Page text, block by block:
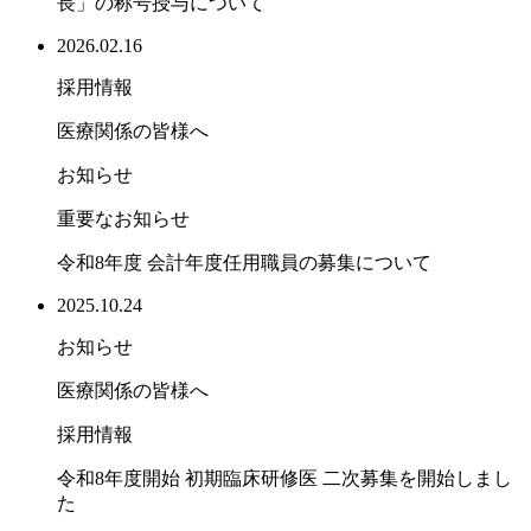
2026.02.16
採用情報
医療関係の皆様へ
お知らせ
重要なお知らせ
令和8年度 会計年度任用職員の募集について
2025.10.24
お知らせ
医療関係の皆様へ
採用情報
令和8年度開始 初期臨床研修医 二次募集を開始しまし
た